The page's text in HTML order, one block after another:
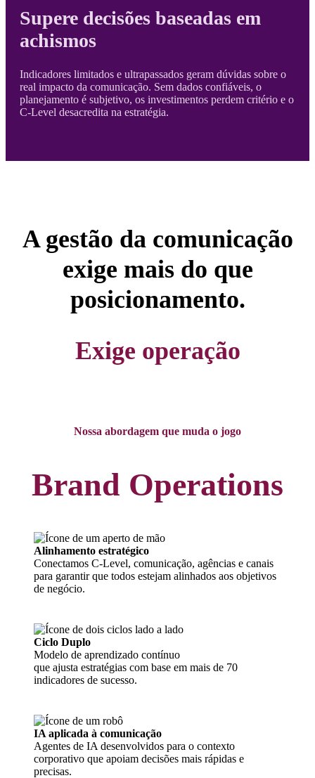
Supere decisões baseadas em
achismos
Indicadores limitados e ultrapassados geram dúvidas sobre o
real impacto da comunicação. Sem dados confiáveis, o
planejamento é subjetivo, os investimentos perdem critério e o
C-Level desacredita na estratégia.
A gestão da comunicação
exige mais do que
posicionamento.
Exige operação
Nossa abordagem que muda o jogo
Brand Operations
Alinhamento estratégico
Conectamos C-Level, comunicação, agências e canais
para garantir que todos estejam alinhados aos objetivos
de negócio.
Ciclo Duplo
Modelo de aprendizado contínuo
que ajusta estratégias com base em mais de 70
indicadores de sucesso.
IA aplicada à comunicação
Agentes de IA desenvolvidos para o contexto
corporativo que apoiam decisões mais rápidas e
precisas.